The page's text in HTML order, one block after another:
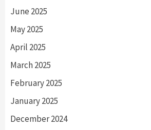
June 2025
May 2025
April 2025
March 2025
February 2025
January 2025
December 2024